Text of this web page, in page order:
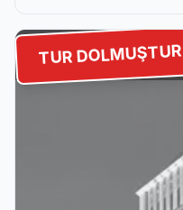
TUR DOLMUŞTUR